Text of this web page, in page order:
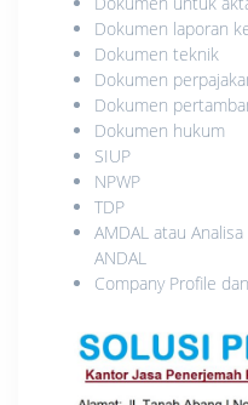
Dokumen laporan
Dokumen teknik
Dokumen
Dokumen
Dokumen hukum
SIUP
NPWP
TDP
AMDAL atau
ANDAL
Company Profile